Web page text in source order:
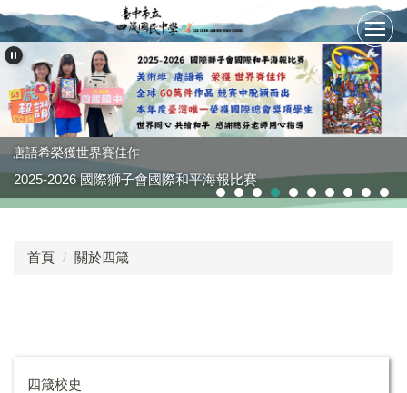
跳
到
主
內
容
唐語希榮獲世界賽佳作
2025-2026 國際獅子會國際和平海報比賽
首頁 關於四箴
四箴校史